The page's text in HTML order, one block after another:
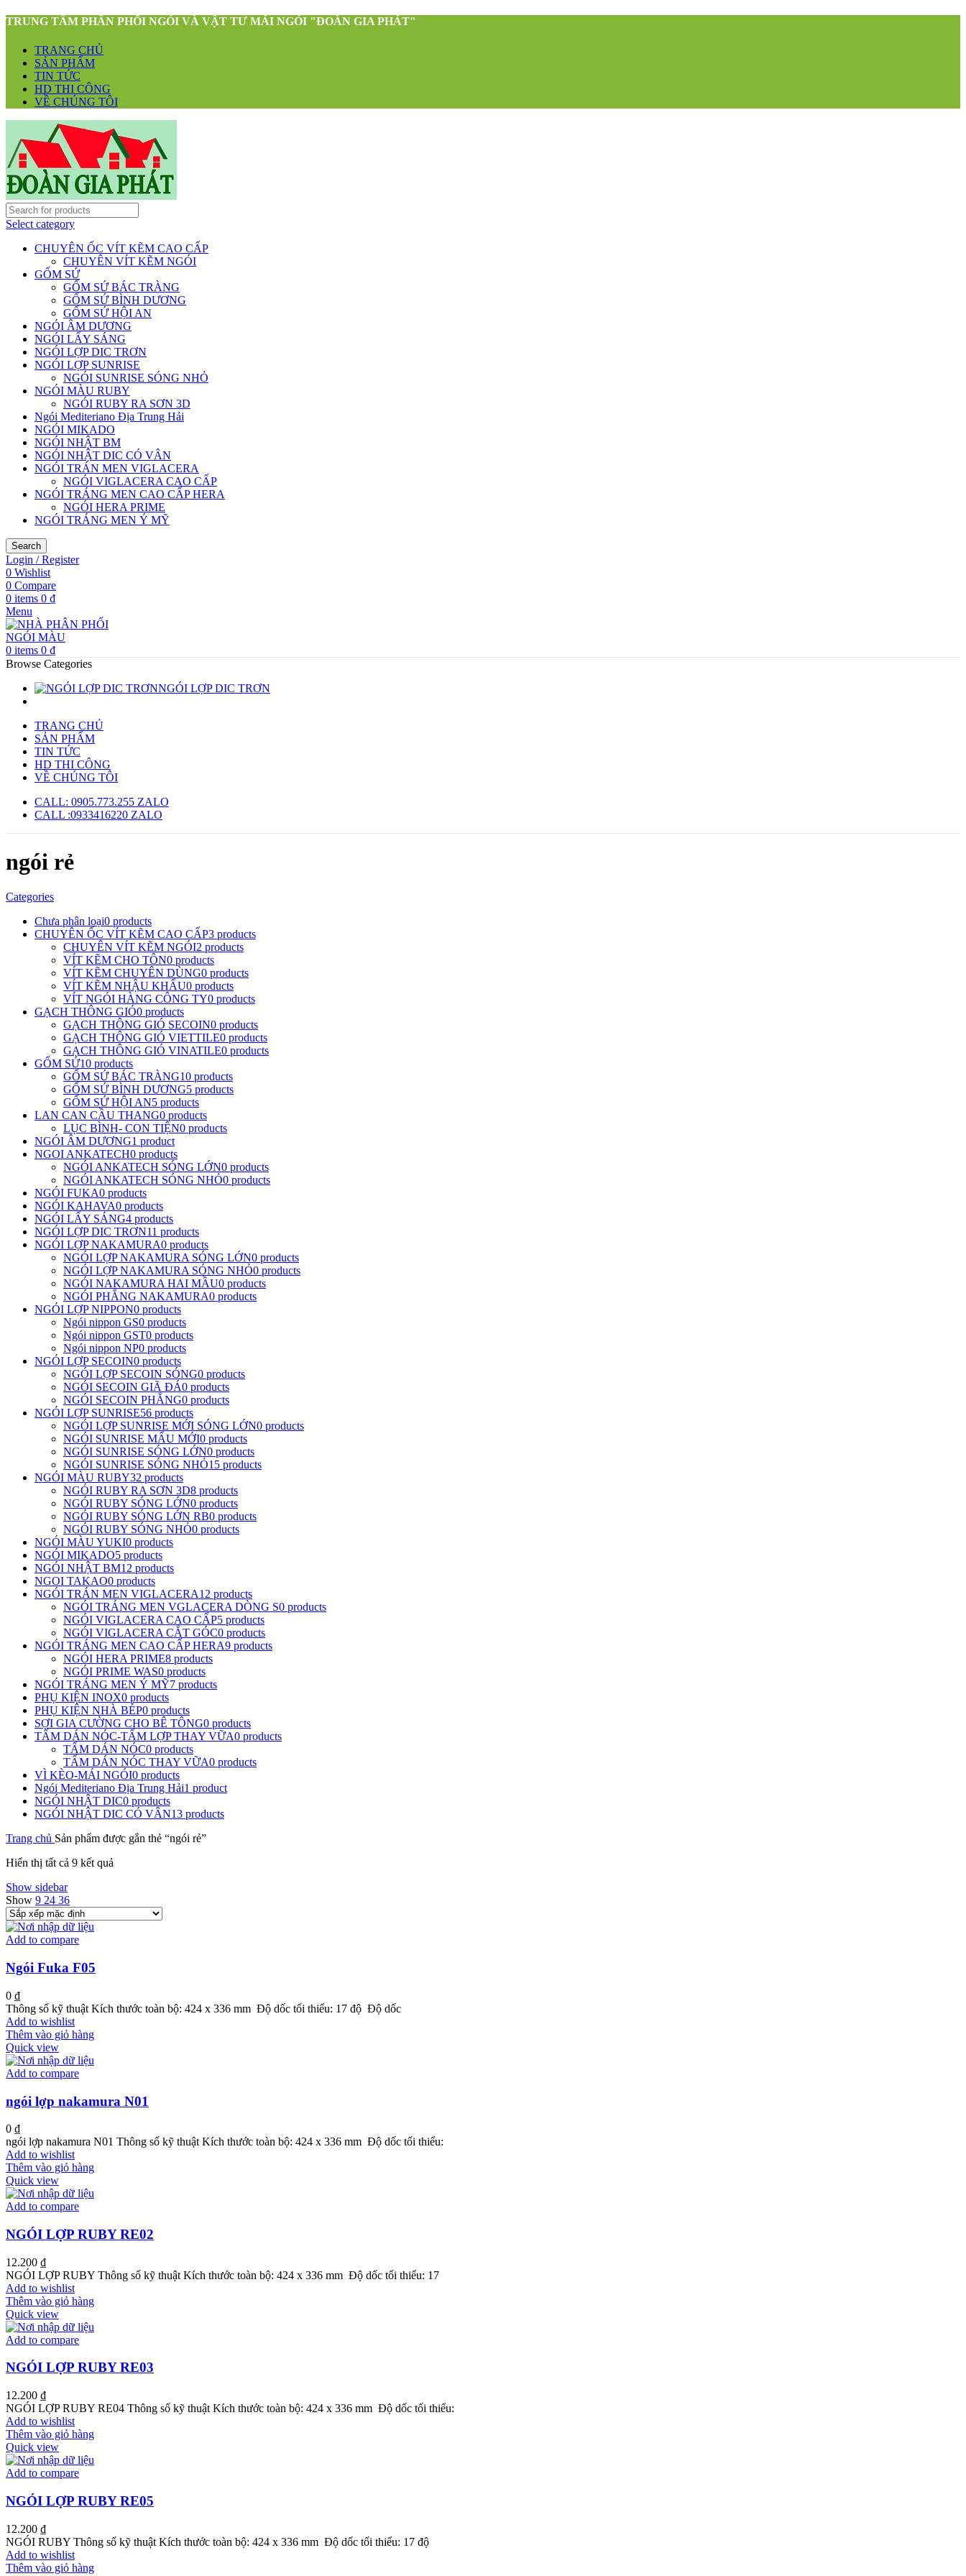
TRUNG TÂM PHÂN PHỐI NGÓI VÀ VẬT TƯ MÁI NGÓI "ĐOÀN GIA PHÁT"
TRANG CHỦ
SẢN PHẨM
TIN TỨC
HD THI CÔNG
VỀ CHÚNG TÔI
Select category
CHUYÊN ỐC VÍT KẼM CAO CẤP
CHUYÊN VÍT KẼM NGÓI
GỐM SỨ
GỐM SỨ BÁC TRÀNG
GỐM SỨ BÌNH DƯƠNG
GỐM SỨ HỘI AN
NGÓI ÂM DƯƠNG
NGÓI LẤY SÁNG
NGÓI LỢP DIC TRƠN
NGÓI LỢP SUNRISE
NGÓI SUNRISE SÓNG NHỎ
NGÓI MÀU RUBY
NGÓI RUBY RA SƠN 3D
Ngói Mediteriano Địa Trung Hải
NGÓI MIKADO
NGÓI NHẬT BM
NGÓI NHẬT DIC CÓ VÂN
NGÓI TRÁN MEN VIGLACERA
NGÓI VIGLACERA CAO CẤP
NGÓI TRÁNG MEN CAO CẤP HERA
NGÓI HERA PRIME
NGÓI TRÁNG MEN Ý MỸ
Search
Login / Register
0 Wishlist
0 Compare
0 items 0 ₫
Menu
0 items 0 ₫
Browse Categories
NGÓI LỢP DIC TRƠN
TRANG CHỦ
SẢN PHẨM
TIN TỨC
HD THI CÔNG
VỀ CHÚNG TÔI
CALL: 0905.773.255 ZALO
CALL :0933416220 ZALO
ngói rẻ
Categories
Chưa phân loại0 products
CHUYÊN ỐC VÍT KẼM CAO CẤP3 products
CHUYÊN VÍT KẼM NGÓI2 products
VÍT KẼM CHO TÔN0 products
VÍT KẼM CHUYÊN DÙNG0 products
VÍT KẼM NHẬU KHẨU0 products
VÍT NGÓI HÀNG CÔNG TY0 products
GẠCH THÔNG GIÓ0 products
GẠCH THÔNG GIÓ SECOIN0 products
GẠCH THÔNG GIÓ VIETTILE0 products
GẠCH THÔNG GIÓ VINATILE0 products
GỐM SỨ10 products
GỐM SỨ BÁC TRÀNG10 products
GỐM SỨ BÌNH DƯƠNG5 products
GỐM SỨ HỘI AN5 products
LAN CAN CẦU THANG0 products
LỤC BÌNH- CON TIỆN0 products
NGÓI ÂM DƯƠNG1 product
NGOI ANKATECH0 products
NGÓI ANKATECH SÓNG LỚN0 products
NGÓI ANKATECH SÓNG NHỎ0 products
NGÓI FUKA0 products
NGÓI KAHAVA0 products
NGÓI LẤY SÁNG4 products
NGÓI LỢP DIC TRƠN11 products
NGÓI LỢP NAKAMURA0 products
NGÓI LỢP NAKAMURA SÓNG LỚN0 products
NGÓI LỢP NAKAMURA SÓNG NHỎ0 products
NGÓI NAKAMURA HAI MẦU0 products
NGÓI PHẲNG NAKAMURA0 products
NGÓI LỢP NIPPON0 products
Ngói nippon GS0 products
Ngói nippon GST0 products
Ngói nippon NP0 products
NGÓI LỢP SECOIN0 products
NGÓI LỢP SECOIN SÓNG0 products
NGÓI SECOIN GIÃ ĐÁ0 products
NGÓI SECOIN PHẲNG0 products
NGÓI LỢP SUNRISE56 products
NGÓI LỢP SUNRISE MỚI SÓNG LỚN0 products
NGÓI SUNRISE MẨU MỚI0 products
NGÓI SUNRISE SÓNG LỚN0 products
NGÓI SUNRISE SÓNG NHỎ15 products
NGÓI MÀU RUBY32 products
NGÓI RUBY RA SƠN 3D8 products
NGÓI RUBY SÓNG LỚN0 products
NGÓI RUBY SÓNG LỚN RB0 products
NGÓI RUBY SÓNG NHỎ0 products
NGÓI MÀU YUKI0 products
NGÓI MIKADO5 products
NGÓI NHẬT BM12 products
NGOI TAKAO0 products
NGÓI TRÁN MEN VIGLACERA12 products
NGÓI TRÁNG MEN VGLACERA DÒNG S0 products
NGÓI VIGLACERA CAO CẤP5 products
NGÓI VIGLACERA CẮT GÓC0 products
NGÓI TRÁNG MEN CAO CẤP HERA9 products
NGÓI HERA PRIME8 products
NGÓI PRIME WAS0 products
NGÓI TRÁNG MEN Ý MỸ7 products
PHỤ KIỆN INOX0 products
PHỤ KIỆN NHÀ BÉP0 products
SỢI GIA CƯỜNG CHO BÊ TÔNG0 products
TẤM DÁN NÓC-TẤM LỢP THAY VỮA0 products
TẤM DÁN NÓC0 products
TẤM DÁN NÓC THAY VỮA0 products
VÌ KÈO-MÁI NGÓI0 products
Ngói Mediteriano Địa Trung Hải1 product
NGÓI NHẬT DIC0 products
NGÓI NHẬT DIC CÓ VÂN13 products
Trang chủ Sản phẩm được gắn thẻ “ngói rẻ”
Hiển thị tất cả 9 kết quả
Show sidebar
Show 9 24 36
Add to compare
Ngói Fuka F05
0 ₫
Thông số kỹ thuật Kích thước toàn bộ: 424 x 336 mm Độ dốc tối thiểu: 17 độ Độ dốc
Add to wishlist
Thêm vào giỏ hàng
Quick view
Add to compare
ngói lợp nakamura N01
0 ₫
ngói lợp nakamura N01 Thông số kỹ thuật Kích thước toàn bộ: 424 x 336 mm Độ dốc tối thiểu:
Add to wishlist
Thêm vào giỏ hàng
Quick view
Add to compare
NGÓI LỢP RUBY RE02
12.200 ₫
NGÓI LỢP RUBY Thông số kỹ thuật Kích thước toàn bộ: 424 x 336 mm Độ dốc tối thiểu: 17
Add to wishlist
Thêm vào giỏ hàng
Quick view
Add to compare
NGÓI LỢP RUBY RE03
12.200 ₫
NGÓI LỢP RUBY RE04 Thông số kỹ thuật Kích thước toàn bộ: 424 x 336 mm Độ dốc tối thiểu:
Add to wishlist
Thêm vào giỏ hàng
Quick view
Add to compare
NGÓI LỢP RUBY RE05
12.200 ₫
NGÓI RUBY Thông số kỹ thuật Kích thước toàn bộ: 424 x 336 mm Độ dốc tối thiểu: 17 độ
Add to wishlist
Thêm vào giỏ hàng